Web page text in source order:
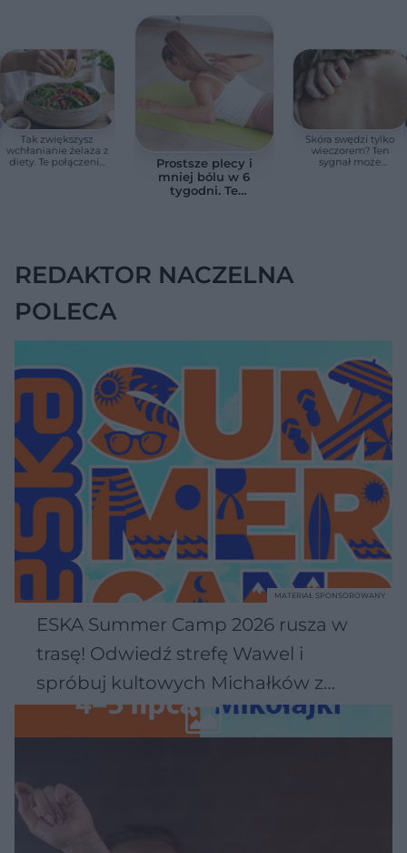
Tak zwiększysz
wchłanianie żelaza z
diety. Te połączenia
Prostsze plecy i
mniej bólu w 6
tygodni. Te
Skóra swędzi tylko
wieczorem? Ten
sygnał może
REDAKTOR NACZELNA
POLECA
ESKA Summer Camp 2026 rusza w
trasę! Odwiedź strefę Wawel i
spróbuj kultowych Michałków z
Wawelu
MATERIAŁ SPONSOROWANY